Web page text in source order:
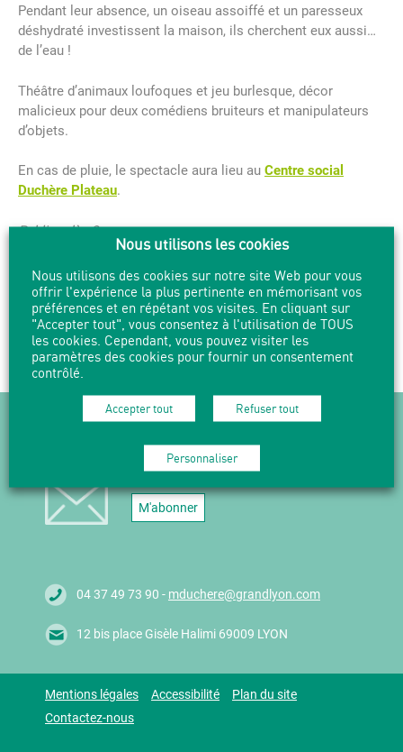
Pendant leur absence, un oiseau assoiffé et un paresseux
déshydraté investissent la maison, ils cherchent eux aussi…
de l’eau !
Théâtre d’animaux loufoques et jeu burlesque, décor
malicieux pour deux comédiens bruiteurs et manipulateurs
d’objets.
En cas de pluie, le spectacle aura lieu au Centre social
Duchère Plateau.
Public : dès 3 ans
Durée : Sessions de 45 min
PARTAGER IMPRIMER
NEWSLETTER
Suivez l'actualité en vous abonnant
à nos Newsletters.
M'abonner
04 37 49 73 90 - mduchere@grandlyon.com
12 bis place Gisèle Halimi 69009 LYON
Mentions légales Accessibilité
Plan du site
Contactez-nous
Nous utilisons les cookies
Nous utilisons des cookies sur notre site Web pour vous
offrir l'expérience la plus pertinente en mémorisant vos
préférences et en répétant vos visites. En cliquant sur
"Accepter tout", vous consentez à l'utilisation de TOUS
les cookies. Cependant, vous pouvez visiter les
paramètres des cookies pour fournir un consentement
contrôlé.
Accepter tout Refuser tout
Personnaliser